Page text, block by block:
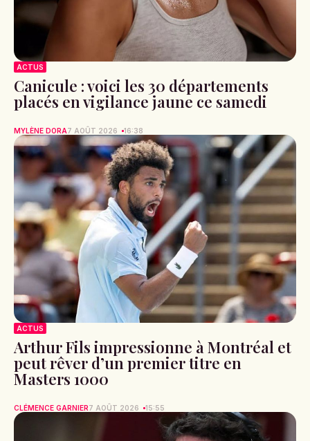
ACTUS
Canicule : voici les 30 départements
placés en vigilance jaune ce samedi
MYLÈNE DORA7 AOÛT 2026 16:38
ACTUS
Arthur Fils impressionne à Montréal et
peut rêver d’un premier titre en
Masters 1000
CLÉMENCE GARNIER7 AOÛT 2026 15:55